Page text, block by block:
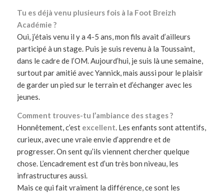
Tu es déjà venu plusieurs fois à la Foot Breizh
Académie ?
Oui, j’étais venu il y a 4-5 ans, mon fils avait d’ailleurs
participé à un stage. Puis je suis revenu à la Toussaint,
dans le cadre de l’OM. Aujourd’hui, je suis là une semaine,
surtout par amitié avec Yannick, mais aussi pour le plaisir
de garder un pied sur le terrain et d’échanger avec les
jeunes.
Comment trouves-tu l’ambiance des stages ?
Honnêtement, c’est excellent. Les enfants sont attentifs,
curieux, avec une vraie envie d’apprendre et de
progresser. On sent qu’ils viennent chercher quelque
chose. L’encadrement est d’un très bon niveau, les
infrastructures aussi.
Mais ce qui fait vraiment la différence, ce sont les